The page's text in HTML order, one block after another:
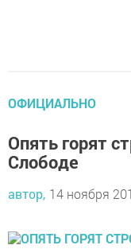
ОФИЦИАЛЬНО
Опять горят
Слободе
автор, 14 ноября